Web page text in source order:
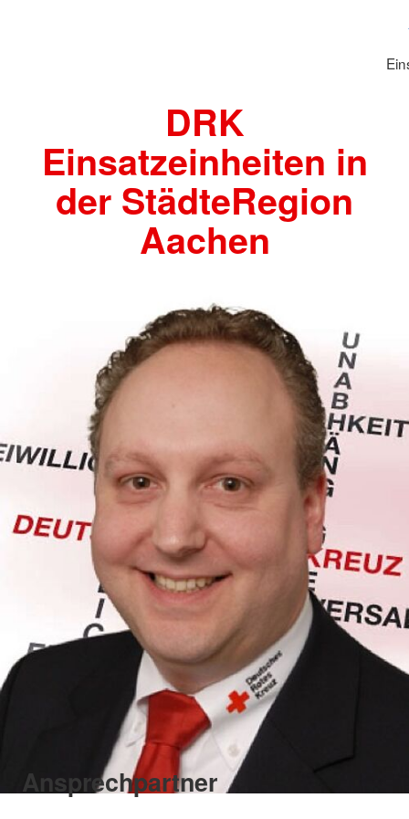
DRK
Einsatzeinheiten in
der StädteRegion
Aachen
Ansprechpartner